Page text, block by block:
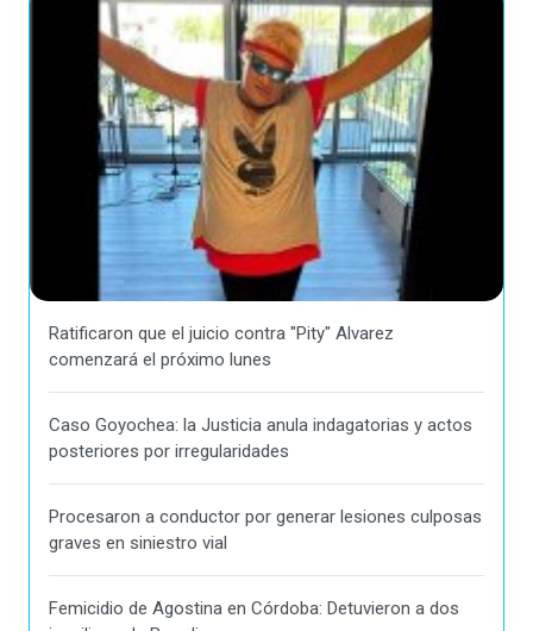
Ratificaron que el juicio contra "Pity" Alvarez
comenzará el próximo lunes
Caso Goyochea: la Justicia anula indagatorias y actos
posteriores por irregularidades
Procesaron a conductor por generar lesiones culposas
graves en siniestro vial
Femicidio de Agostina en Córdoba: Detuvieron a dos